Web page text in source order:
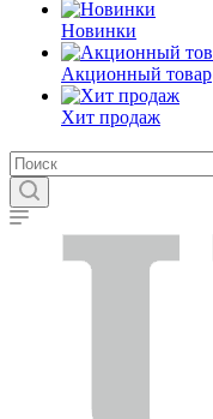
Новинки
Акционный товар
Хит продаж